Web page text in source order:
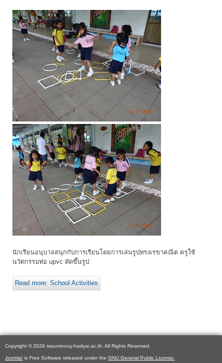
นักเรียนอนุบาลสนุกกับการเรียนโดยการเล่นรูปทรงเรขาคณิต ครูใช้
นวัตกรรมท่อ upvc ดัดขึ้นรูป
Read more: School Activities
Copyright © 2026 tepumnouy-hadyai.ac.th. All Rights Reserved.
Joomla! is Free Software released under the GNU General Public License.